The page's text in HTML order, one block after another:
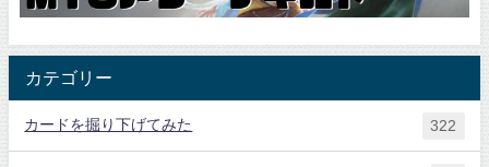
カテゴリー
カードを掘り下げてみた 322